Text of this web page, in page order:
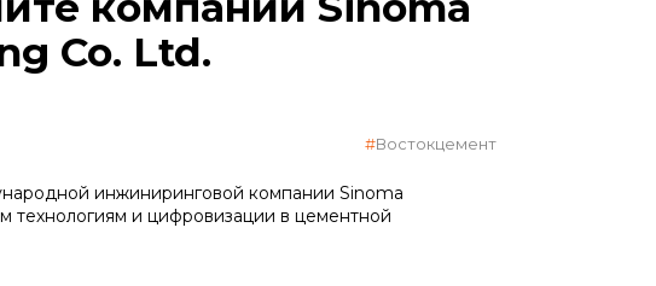
Co. Ltd.
Востокцемент
инжиниринговой компании Sinoma
и цифровизации в цементной